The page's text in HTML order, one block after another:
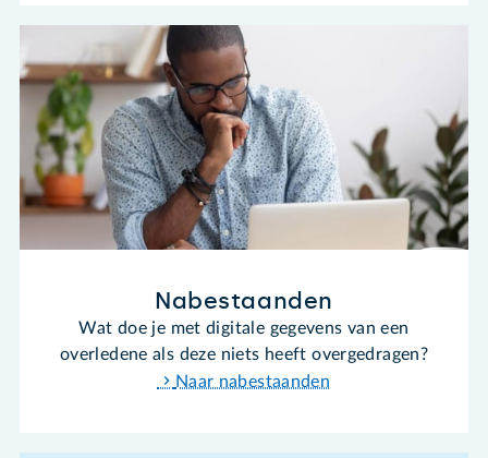
Nabestaanden
Wat doe je met digitale gegevens van een
overledene als deze niets heeft overgedragen?
Naar nabestaanden